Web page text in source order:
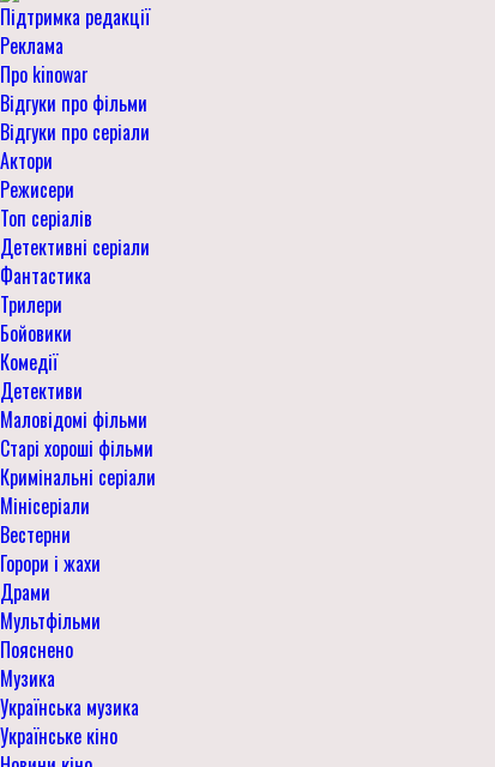
Підтримка редакції
Реклама
Про kinowar
Відгуки про фільми
Відгуки про серіали
Актори
Режисери
Топ серіалів
Детективні серіали
Фантастика
Трилери
Бойовики
Комедії
Детективи
Маловідомі фільми
Старі хороші фільми
Кримінальні серіали
Мінісеріали
Вестерни
Горори і жахи
Драми
Мультфільми
Пояснено
Музика
Українська музика
Українське кіно